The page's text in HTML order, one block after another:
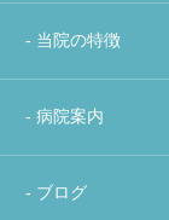
- 当院の特徴
- 病院案内
- ブログ